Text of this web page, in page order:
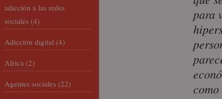
para
adicción a las redes
sociales (4)
Adicción digital (4)
Africa (2)
Agentes sociales (22)